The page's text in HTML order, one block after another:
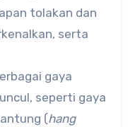
tolakan dan
serta
gaya
seperti gaya
(hang